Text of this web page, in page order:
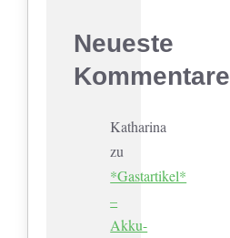
Neueste
Kommentare
Katharina
zu
*Gastartikel*
–
Akku-